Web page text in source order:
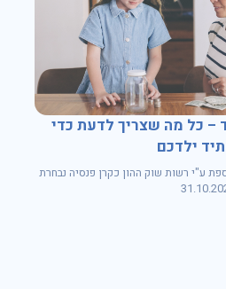
– כל מה שצריך לדעת כדי
ילדכם
ע"י רשות שוק ההון כקרן פנסיה נבחרת